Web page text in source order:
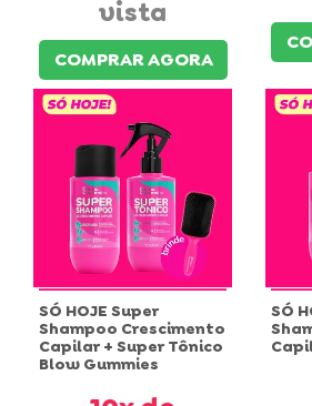
COMPRAR AGORA
SÓ HOJE Super
Shampoo Crescimento
Capilar + Super Tônico
Blow Gummies
SÓ